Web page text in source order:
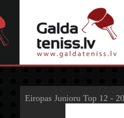
Eiropas Junioru Top 12 -